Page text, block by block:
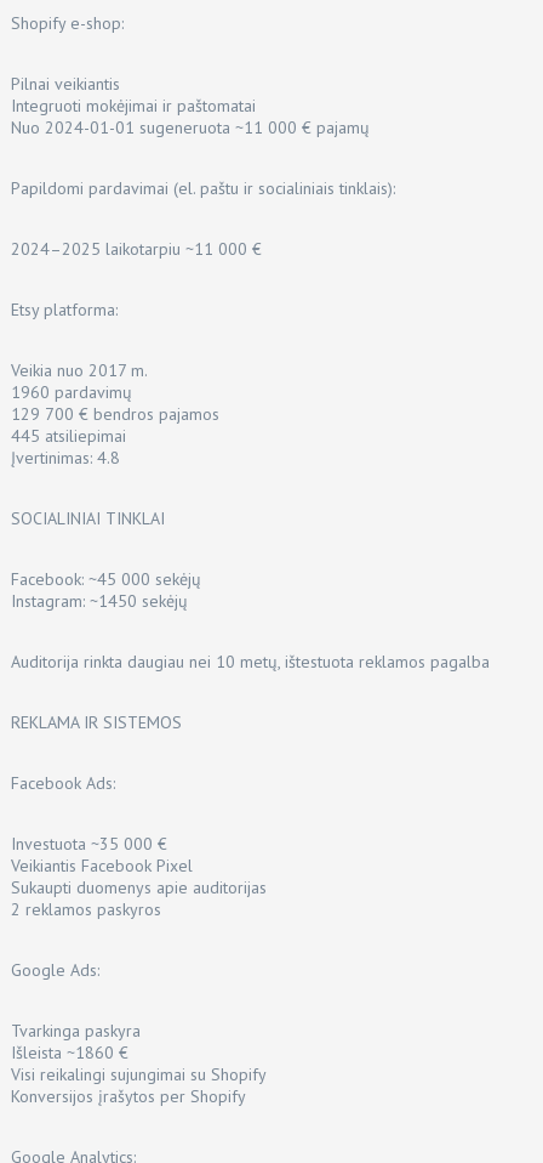
Shopify e-shop:
Pilnai veikiantis
Integruoti mokėjimai ir paštomatai
Nuo 2024-01-01 sugeneruota ~11 000 € pajamų
Papildomi pardavimai (el. paštu ir socialiniais tinklais):
2024–2025 laikotarpiu ~11 000 €
Etsy platforma:
Veikia nuo 2017 m.
1960 pardavimų
129 700 € bendros pajamos
445 atsiliepimai
Įvertinimas: 4.8
SOCIALINIAI TINKLAI
Facebook: ~45 000 sekėjų
Instagram: ~1450 sekėjų
Auditorija rinkta daugiau nei 10 metų, ištestuota reklamos pagalba
REKLAMA IR SISTEMOS
Facebook Ads:
Investuota ~35 000 €
Veikiantis Facebook Pixel
Sukaupti duomenys apie auditorijas
2 reklamos paskyros
Google Ads:
Tvarkinga paskyra
Išleista ~1860 €
Visi reikalingi sujungimai su Shopify
Konversijos įrašytos per Shopify
Google Analytics: